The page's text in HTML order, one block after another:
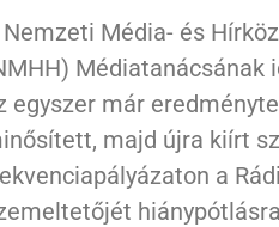
Média- és
Médiatanácsának
egyszer már
majd újra kiírt
a